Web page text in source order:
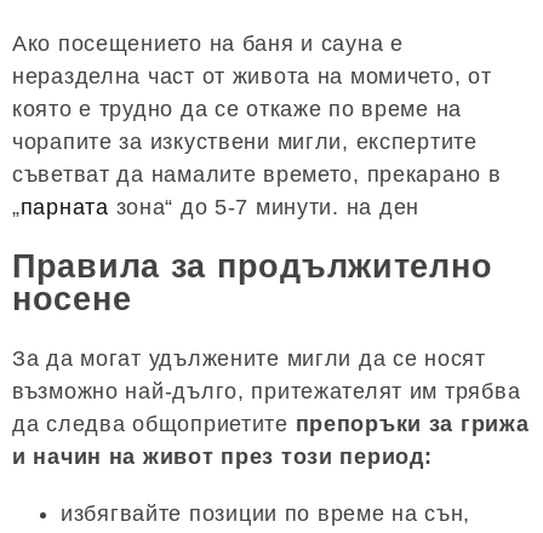
Ако посещението на баня и сауна е
неразделна част от живота на момичето, от
която е трудно да се откаже по време на
чорапите за изкуствени мигли, експертите
съветват да намалите времето, прекарано в
„парната зона“ до 5-7 минути. на ден
Правила за продължително
носене
За да могат удължените мигли да се носят
възможно най-дълго, притежателят им трябва
да следва общоприетите препоръки за грижа
и начин на живот през този период:
избягвайте позиции по време на сън,